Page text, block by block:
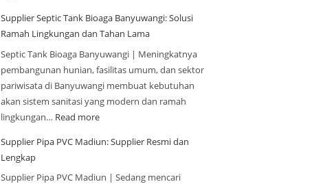
Supplier Septic Tank Bioaga Banyuwangi: Solusi
Ramah Lingkungan dan Tahan Lama
Septic Tank Bioaga Banyuwangi | Meningkatnya
pembangunan hunian, fasilitas umum, dan sektor
pariwisata di Banyuwangi membuat kebutuhan
akan sistem sanitasi yang modern dan ramah
lingkungan… Read more
Supplier Pipa PVC Madiun: Supplier Resmi dan
Lengkap
Supplier Pipa PVC Madiun | Sedang mencari